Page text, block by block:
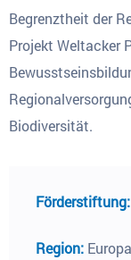
Begrenztheit der
Projekt Weltacker
Biodiversität.
Förderstiftung:
Region: Europa